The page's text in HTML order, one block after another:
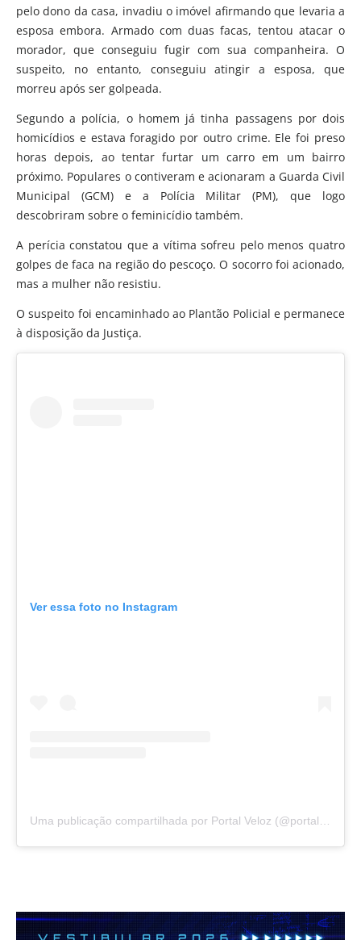
pelo dono da casa, invadiu o imóvel afirmando que levaria a
esposa embora. Armado com duas facas, tentou atacar o
morador, que conseguiu fugir com sua companheira. O
suspeito, no entanto, conseguiu atingir a esposa, que
morreu após ser golpeada.
Segundo a polícia, o homem já tinha passagens por dois
homicídios e estava foragido por outro crime. Ele foi preso
horas depois, ao tentar furtar um carro em um bairro
próximo. Populares o contiveram e acionaram a Guarda Civil
Municipal (GCM) e a Polícia Militar (PM), que logo
descobriram sobre o feminicídio também.
A perícia constatou que a vítima sofreu pelo menos quatro
golpes de faca na região do pescoço. O socorro foi acionado,
mas a mulher não resistiu.
O suspeito foi encaminhado ao Plantão Policial e permanece
à disposição da Justiça.
Ver essa foto no Instagram